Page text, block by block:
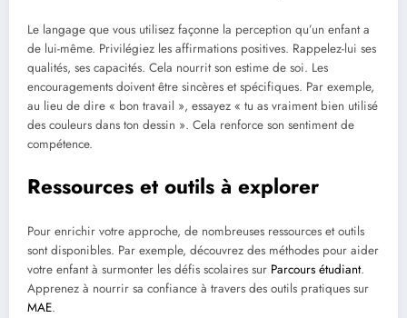
Le langage que vous utilisez façonne la perception qu’un enfant a
de lui-même. Privilégiez les affirmations positives. Rappelez-lui ses
qualités, ses capacités. Cela nourrit son estime de soi. Les
encouragements doivent être sincères et spécifiques. Par exemple,
au lieu de dire « bon travail », essayez « tu as vraiment bien utilisé
des couleurs dans ton dessin ». Cela renforce son sentiment de
compétence.
Ressources et outils à explorer
Pour enrichir votre approche, de nombreuses ressources et outils
sont disponibles. Par exemple, découvrez des méthodes pour aider
votre enfant à surmonter les défis scolaires sur Parcours étudiant.
Apprenez à nourrir sa confiance à travers des outils pratiques sur
MAE.